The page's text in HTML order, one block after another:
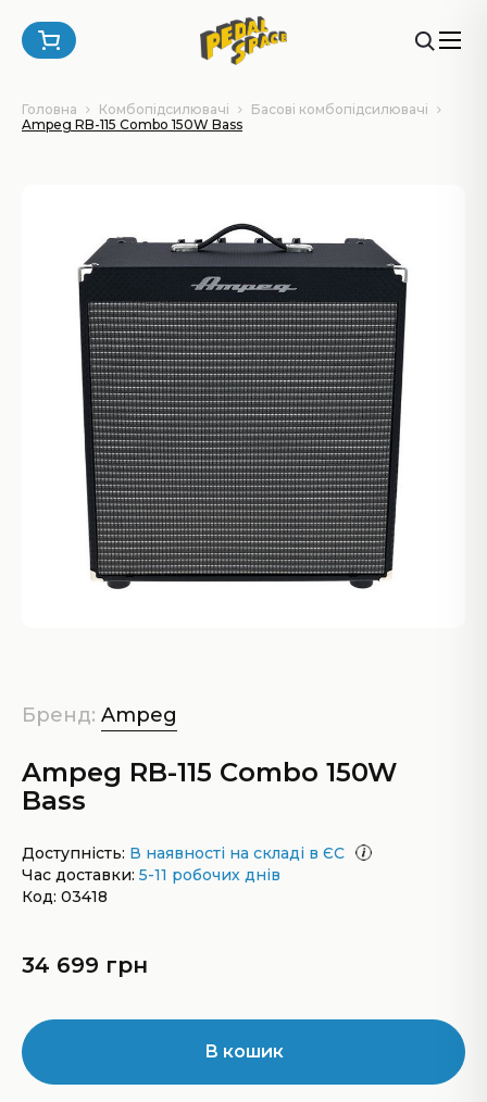
Головна Комбопідсилювачі
Басові комбопідсилювачі
Ampeg RB-115 Combo 150W Bass
Бренд: Ampeg
Ampeg RB-115 Combo 150W
Bass
Доступність: В наявності на складі в ЄС
Час доставки: 5-11 робочих днів
Код: 03418
34 699 грн
В кошик